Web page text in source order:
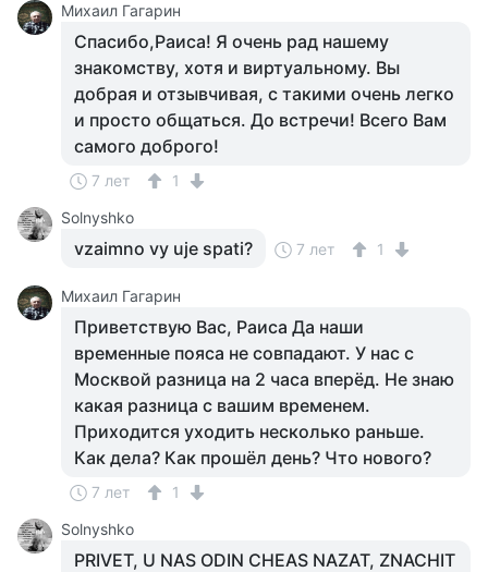
Михаил Гагарин
Спасибо,Раиса! Я очень рад нашему
знакомству, хотя и виртуальному. Вы
добрая и отзывчивая, с такими очень легко
и просто общаться. До встречи! Всего Вам
самого доброго!
7 лет
1
Solnyshko
vzaimno vy uje spati? 7 лет 1
Михаил Гагарин
Приветствую Вас, Раиса Да наши
временные пояса не совпадают. У нас с
Москвой разница на 2 часа вперёд. Не знаю
какая разница с вашим временем.
Приходится уходить несколько раньше.
Как дела? Как прошёл день? Что нового?
7 лет
1
Solnyshko
PRIVET, U NAS ODIN CHEAS NAZAT, ZNACHIT